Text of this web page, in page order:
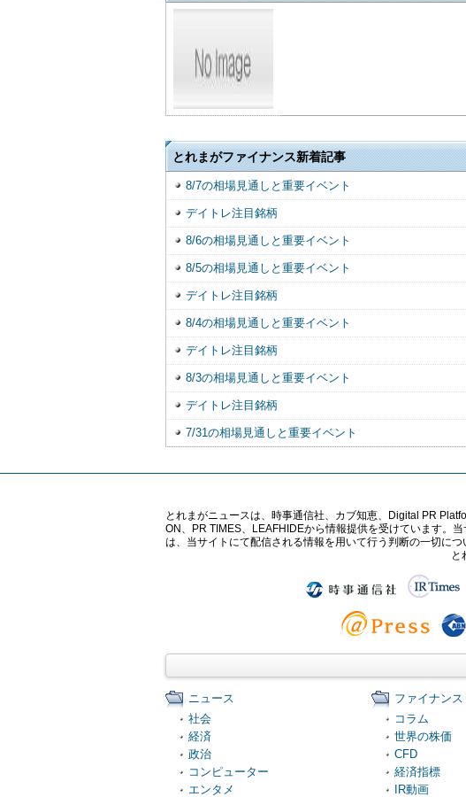
とれまがファイナンス新着記事
8/7の相場見通しと重要イベント
デイトレ注目銘柄
8/6の相場見通しと重要イベント
8/5の相場見通しと重要イベント
デイトレ注目銘柄
8/4の相場見通しと重要イベント
デイトレ注目銘柄
8/3の相場見通しと重要イベント
デイトレ注目銘柄
7/31の相場見通しと重要イベント
とれまがニュースは、時事通信社、カブ知恵、Digital PR
ON、PR TIMES、LEAFHIDEから情報提供を受けています。
は、当サイトにて配信される情報を用いて行う判断の一切につ
と
ニュース
社会
経済
政治
コンピューター
エンタメ
ファイナンス
コラム
世界の株価
CFD
経済指標
IR動画